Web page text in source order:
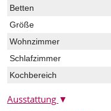
Betten
Größe
Wohnzimmer
Schlafzimmer
Kochbereich
Ausstattung ▼